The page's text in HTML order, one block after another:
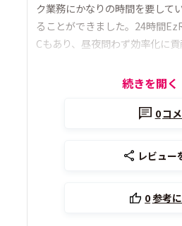
ク業務にかなりの時間を要して
ることができました。24時間
Cもあり、昼夜問わず効率化に貢
続きを開く
0コ
レビュー
0参考